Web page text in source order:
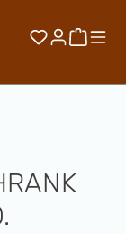
Du hast 0